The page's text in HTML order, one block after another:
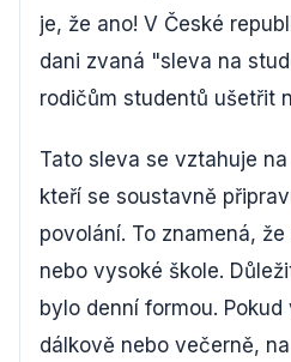
je, že ano! V České
dani zvaná "sleva na
rodičům studentů ušetřit
Tato sleva se vztahuje na
kteří se soustavně
povolání. To znamená,
nebo vysoké škole.
bylo denní formou.
dálkově nebo večerně,